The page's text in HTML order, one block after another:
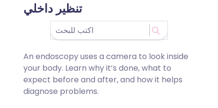
تنظير داخلي
An endoscopy uses a camera to look inside
your body. Learn why it’s done, what to
expect before and after, and how it helps
diagnose problems.